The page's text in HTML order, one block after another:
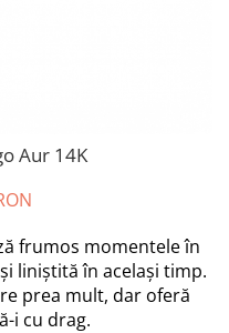
Aur 14K
frumos momentele în
liniștită în același timp.
prea mult, dar oferă
i cu drag.